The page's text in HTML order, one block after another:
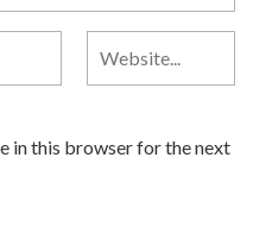
in this browser for the next